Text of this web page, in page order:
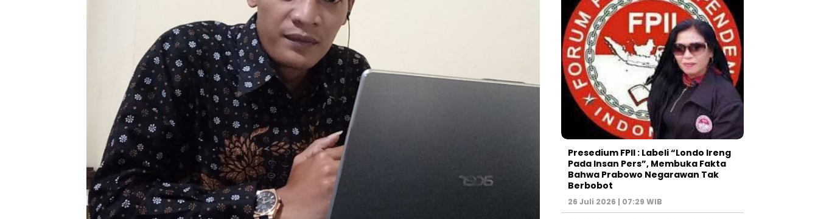
Presedium FPII : Labeli “Londo Ireng
Pada Insan Pers”, Membuka Fakta
Bahwa Prabowo Negarawan Tak
Berbobot
26 Juli 2026 | 07:29 WIB